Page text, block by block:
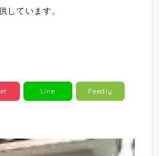
しています。
Line Feedly